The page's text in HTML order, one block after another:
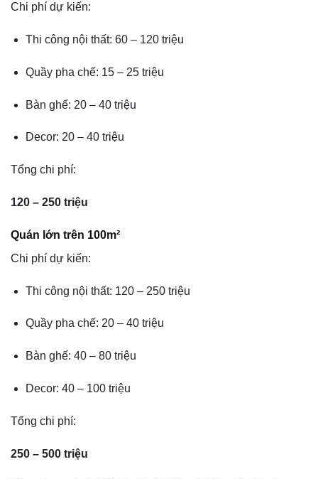
Chi phí dự kiến:
Thi công nội thất: 60 – 120 triệu
Quầy pha chế: 15 – 25 triệu
Bàn ghế: 20 – 40 triệu
Decor: 20 – 40 triệu
Tổng chi phí:
120 – 250 triệu
Quán lớn trên 100m²
Chi phí dự kiến:
Thi công nội thất: 120 – 250 triệu
Quầy pha chế: 20 – 40 triệu
Bàn ghế: 40 – 80 triệu
Decor: 40 – 100 triệu
Tổng chi phí:
250 – 500 triệu